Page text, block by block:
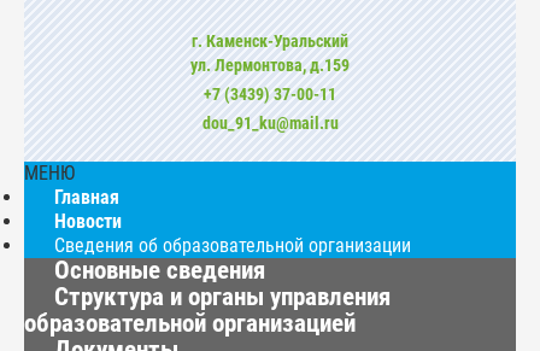
г. Каменск-Уральский
ул. Лермонтова, д.159
+7 (3439) 37-00-11
dou_91_ku@mail.ru
МЕНЮ
Главная
Новости
Сведения об образовательной организации
Основные сведения
Структура и органы управления
образовательной организацией